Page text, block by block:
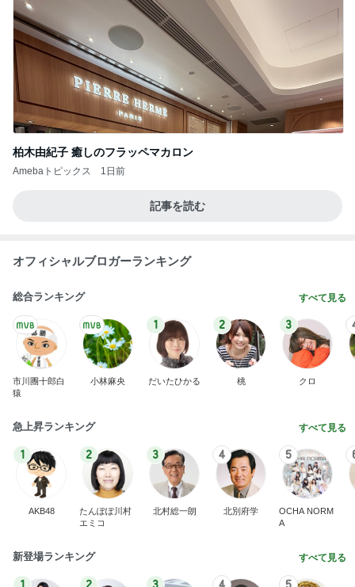
柏木由紀子 癒しのフラッペマカロン
Amebaトピックス 1日前
記事を読む
オフィシャルブロガーランキング
総合ランキング すべて見る
市川團十郎白
猿
小林麻央
1
だいたひかる
2
桃
3
クロ
急上昇ランキング すべて見る
1
AKB48
2
たんぽぽ川村
エミコ
3
北村総一朗
4
北別府学
5
OCHA NORM
A
新登場ランキング すべて見る
1 2 3 4 5